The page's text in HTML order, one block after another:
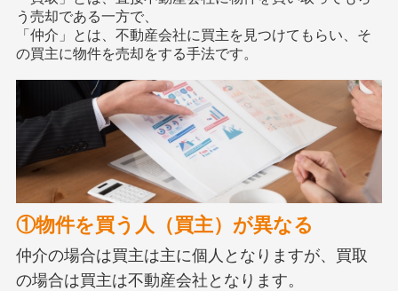
う売却である一方で、
「仲介」とは、不動産会社に買主を見つけてもらい、そ
の買主に物件を売却をする手法です。
①物件を買う人（買主）が異なる
仲介の場合は買主は主に個人となりますが、買取
の場合は買主は不動産会社となります。